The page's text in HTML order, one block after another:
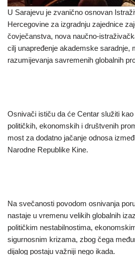
U Sarajevu je zvanično osnovan
Hercegovine za izgradnju zajednice
čovječanstva, nova naučno-
cilj unapređenje akademske saradnje,
razumijevanja savremenih globalnih
Osnivači ističu da će Centar služiti
političkih, ekonomskih i društvenih
most za dodatno jačanje odnosa
Narodne Republike Kine.
Na svečanosti povodom osnivanja
nastaje u vremenu velikih globalnih
političkim nestabilnostima,
sigurnosnim krizama, zbog čega
dijalog postaju važniji nego ikada.